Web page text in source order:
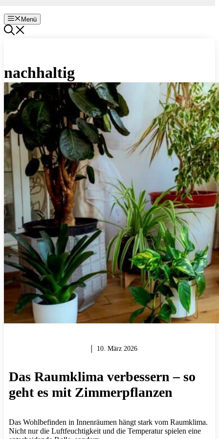
Menü
nachhaltig
10. März 2026
Das Raumklima verbessern – so
geht es mit Zimmerpflanzen
Das Wohlbefinden in Innenräumen hängt stark vom Raumklima.
Nicht nur die Luftfeuchtigkeit und die Temperatur spielen eine